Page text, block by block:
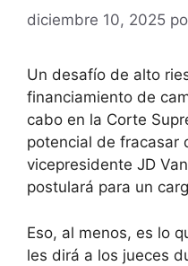
diciembre 10, 2025
Un desafío de alto
financiamiento de
cabo en la Corte
potencial de fracasar
vicepresidente JD
postulará para un
Eso, al menos, es lo
les dirá a los jueces